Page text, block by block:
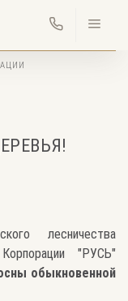
лесничества
"РУСЬ"
обыкновенной